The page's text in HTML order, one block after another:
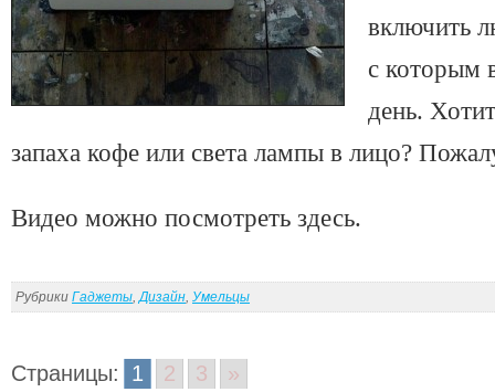
включить
с которым
день.
запаха кофе или света лампы в лицо?
Видео можно посмотреть здесь.
Рубрики Гаджеты,Дизайн, Умельцы
Страницы: 1 2 3 »